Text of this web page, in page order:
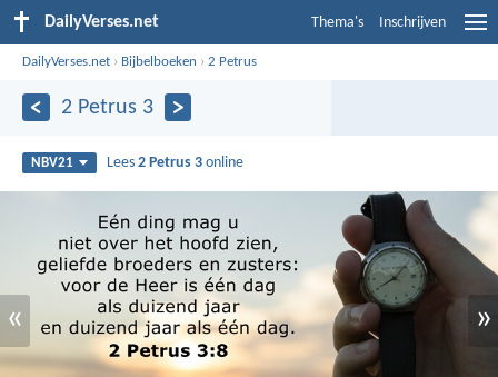
DailyVerses.net Thema's Inschrijven
DailyVerses.net › Bijbelboeken ›2 Petrus
2 Petrus 3
NBV21 Lees2 Petrus 3 online
« »